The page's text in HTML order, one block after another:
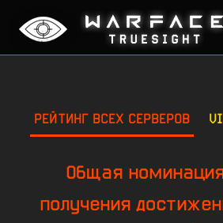
РЕЙТИНГ ВСЕХ СЕРВЕРОВ
Общая
получения